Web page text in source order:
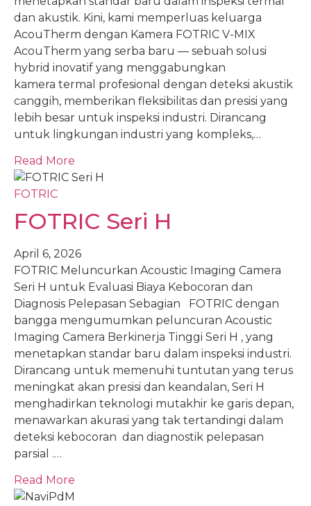
dan akustik. Kini, kami memperluas keluarga
AcouTherm dengan Kamera FOTRIC V-MIX
AcouTherm yang serba baru — sebuah solusi
hybrid inovatif yang menggabungkan
kamera termal profesional dengan deteksi akustik
canggih, memberikan fleksibilitas dan presisi yang
lebih besar untuk inspeksi industri. Dirancang
untuk lingkungan industri yang kompleks,…
Read More
FOTRIC
FOTRIC Seri H
April 6, 2026
FOTRIC Meluncurkan Acoustic Imaging Camera
Seri H untuk Evaluasi Biaya Kebocoran dan
Diagnosis Pelepasan Sebagian FOTRIC dengan
bangga mengumumkan peluncuran Acoustic
Imaging Camera Berkinerja Tinggi Seri H , yang
menetapkan standar baru dalam inspeksi industri.
Dirancang untuk memenuhi tuntutan yang terus
meningkat akan presisi dan keandalan, Seri H
menghadirkan teknologi mutakhir ke garis depan,
menawarkan akurasi yang tak tertandingi dalam
deteksi kebocoran dan diagnostik pelepasan
parsial .…
Read More